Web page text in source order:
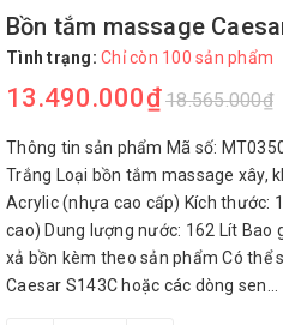
Bồn tắm massage
Tình trạng: Chỉ còn 100 sản phẩm
13.490.000₫18.565.000₫
Thông tin sản phẩm Mã số:
Trắng Loại bồn tắm massage xây,
Acrylic (nhựa cao cấp) Kích thước:
cao) Dung lượng nước: 162 Lít Bao
xả bồn kèm theo sản phẩm Có thể
Caesar S143C hoặc các dòng sen...